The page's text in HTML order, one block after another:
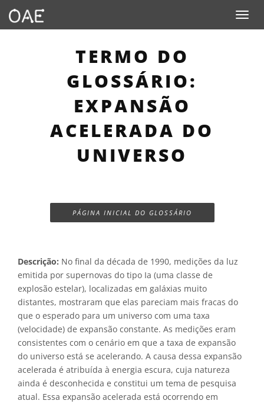
Toggle
TERMO DO
GLOSSÁRIO:
EXPANSÃO
ACELERADA DO
UNIVERSO
PÁGINA INICIAL DO GLOSSÁRIO
Descrição: No final da década de 1990, medições da luz
emitida por supernovas do tipo Ia (uma classe de
explosão estelar), localizadas em galáxias muito
distantes, mostraram que elas pareciam mais fracas do
que o esperado para um universo com uma taxa
(velocidade) de expansão constante. As medições eram
consistentes com o cenário em que a taxa de expansão
do universo está se acelerando. A causa dessa expansão
acelerada é atribuída à energia escura, cuja natureza
ainda é desconhecida e constitui um tema de pesquisa
atual. Essa expansão acelerada está ocorrendo em